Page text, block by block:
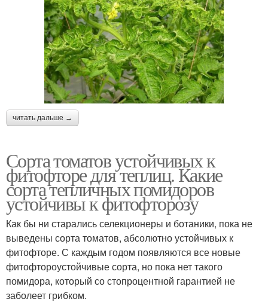
читать дальше →
Сорта томатов устойчивых к
фитофторе для теплиц. Какие
сорта тепличных помидоров
устойчивы к фитофторозу
Как бы ни старались селекционеры и ботаники, пока не
выведены сорта томатов, абсолютно устойчивых к
фитофторе. С каждым годом появляются все новые
фитофтороустойчивые сорта, но пока нет такого
помидора, который со стопроцентной гарантией не
заболеет грибком.